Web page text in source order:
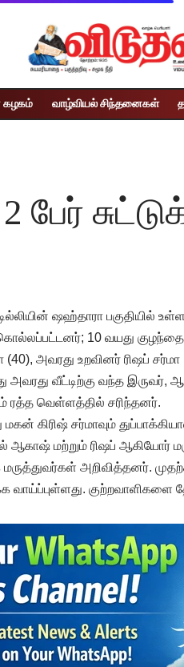
கழகம் வாழ்வியல் சிந்தனைகள்
பேர்
ஷஹ்தாரா பகுதியில்
கொல்லப்பட்டனர்; 10 வயது
(40), அவரது உறவினர் ரிஷப்
வீட்டிற்கு வந்த இருவர்,
ரத்த வெள்ளத்தில் சரிந்தனர்.
கிரிஷ் சர்மாவும்
ஆகாஷ் மற்றும் ரிஷப்
மருத்துவர்கள் அறிவித்தனர்.
வாய்ப்புள்ளது. குற்றவாளிகளை